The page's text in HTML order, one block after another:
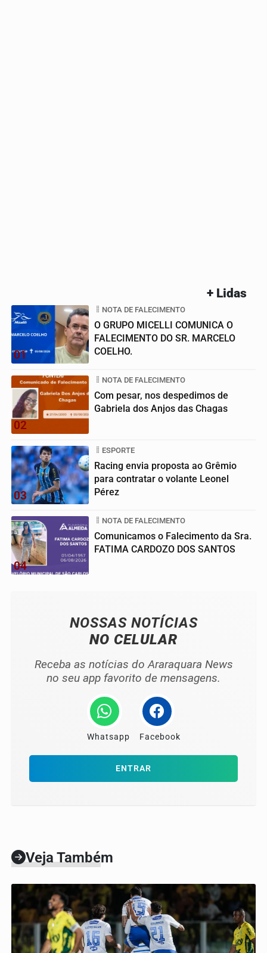
+ Lidas
01
NOTA DE FALECIMENTO
O GRUPO MICELLI COMUNICA O
FALECIMENTO DO SR. MARCELO
COELHO.
02
NOTA DE FALECIMENTO
Com pesar, nos despedimos de
Gabriela dos Anjos das Chagas
03
ESPORTE
Racing envia proposta ao Grêmio
para contratar o volante Leonel
Pérez
04
NOTA DE FALECIMENTO
Comunicamos o Falecimento da Sra.
FATIMA CARDOZO DOS SANTOS
NOSSAS NOTÍCIAS
NO CELULAR
Receba as notícias do Araraquara News
no seu app favorito de mensagens.
Whatsapp Facebook
ENTRAR
Veja Também